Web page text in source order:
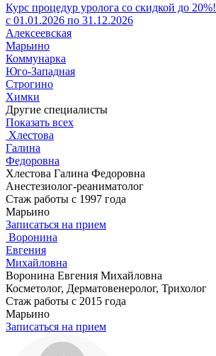
Курс процедур уролога со скидкой до 20%!
с 01.01.2026 по 31.12.2026
Алексеевская
Марьино
Коммунарка
Юго-Западная
Строгино
Химки
Другие специалисты
Показать всех
Хлестова
Галина
Федоровна
Хлестова Галина Федоровна
Анестезиолог-реаниматолог
Стаж работы с 1997 года
Марьино
Записаться на прием
Воронина
Евгения
Михайловна
Воронина Евгения Михайловна
Косметолог, Дерматовенеролог, Трихолог
Стаж работы с 2015 года
Марьино
Записаться на прием